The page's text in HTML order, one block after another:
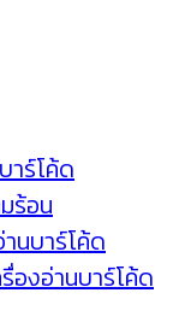
าร์โค้ด
ร้อน
นบาร์โค้ด
องอ่านบาร์โค้ด